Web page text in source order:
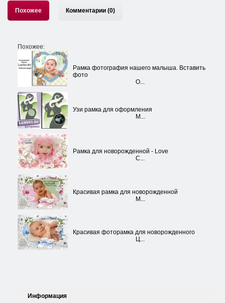
Похожее Комментарии (0)
Похожее:
Рамка фотография нашего малыша. Вставить
фото
О...
Узи рамка для оформления
М...
Рамка для новорожденной - Love
С...
Красивая рамка для новорожденной
М...
Красивая фоторамка для новорожденного
Ц...
Информация